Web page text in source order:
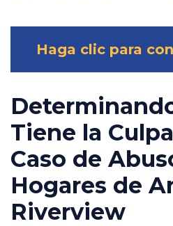
Haga clic para
Tiene la
Caso de
Hogares de
Riverview